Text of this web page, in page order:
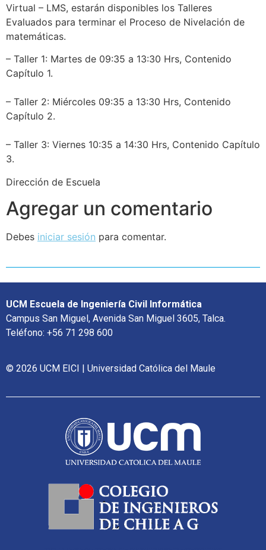
Virtual – LMS, estarán disponibles los Talleres
Evaluados para terminar el Proceso de Nivelación de
matemáticas.
– Taller 1: Martes de 09:35 a 13:30 Hrs, Contenido
Capítulo 1.
– Taller 2: Miércoles 09:35 a 13:30 Hrs, Contenido
Capítulo 2.
– Taller 3: Viernes 10:35 a 14:30 Hrs, Contenido Capítulo
3.
Dirección de Escuela
Agregar un comentario
Debes iniciar sesión para comentar.
UCM Escuela de Ingeniería Civil Informática
Campus San Miguel, Avenida San Miguel 3605, Talca.
Teléfono: +56 71 298 600
© 2026 UCM EICI | Universidad Católica del Maule